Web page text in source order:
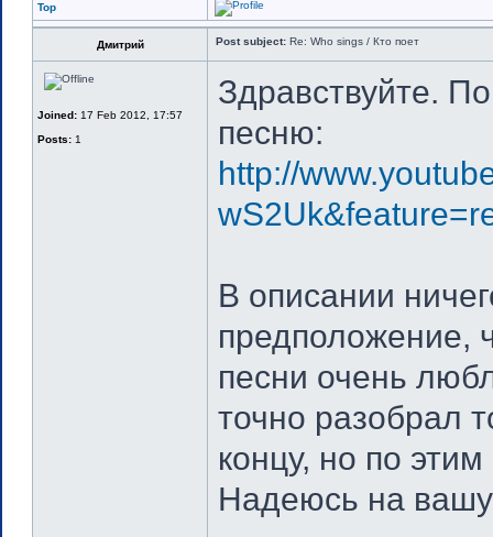
Top
Дмитрий Post subject: Re: Who sings / Кто поет
Joined: 17 Feb 2012, 17:57
Posts: 1
Здравствуйте.
песню:
http://
В описании
предположение,
песни очень
точно разобрал
концу, но по
Надеюсь на